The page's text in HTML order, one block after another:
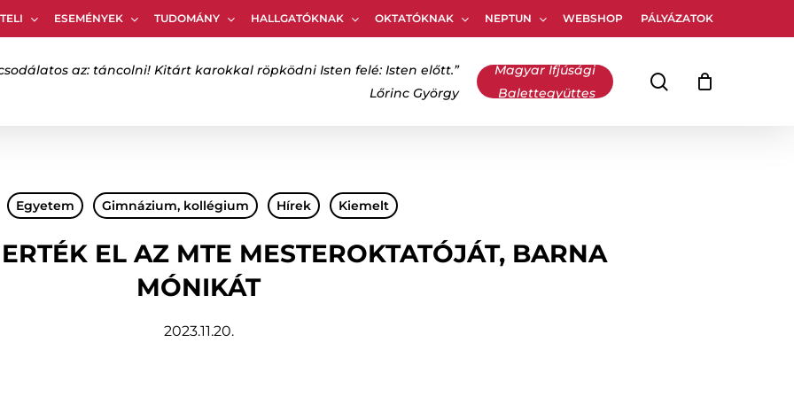
ESEMÉNYEK TUDOMÁNY HALLGATÓKNAK OKTATÓKNAK NEPTUN WEBSHOP PÁLYÁZATOK
az: táncolni! Kitárt karokkal röpködni Isten felé: Isten előtt.”
Lőrinc György
Magyar Ifjúsági
Balettegyüttes
keresés
Kosár Kosár
Egyetem Gimnázium, kollégium Hírek Kiemelt
EL AZ MTE MESTEROKTATÓJÁT, BARNA
MÓNIKÁT
2023.11.20.